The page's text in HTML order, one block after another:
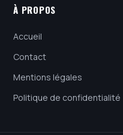
À PROPOS
Accueil
Contact
Mentions légales
Politique de confidentialité